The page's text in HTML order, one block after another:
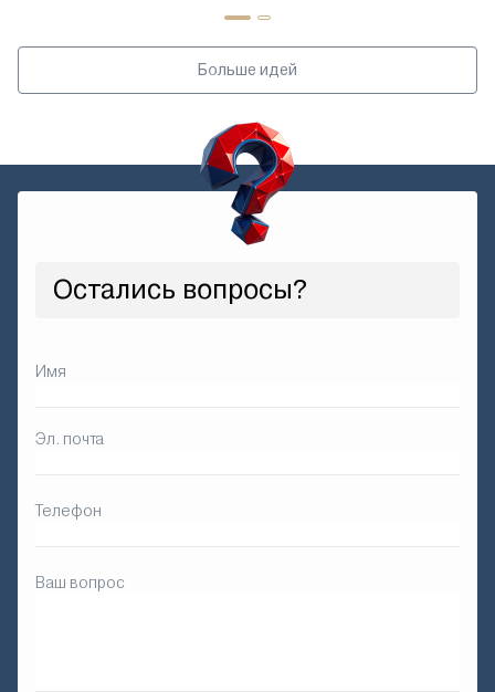
Больше идей
Остались вопросы?
Имя
Эл. почта
Телефон
Ваш вопрос